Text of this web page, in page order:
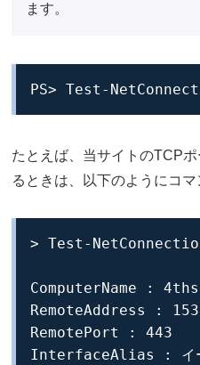
ます。
PS> Test-
たとえば、当サイトのTCP
るときは、以下のようにコマ
> Test-
ComputerName :
RemoteAddress :
RemotePort : 443
InterfaceAlias : イー